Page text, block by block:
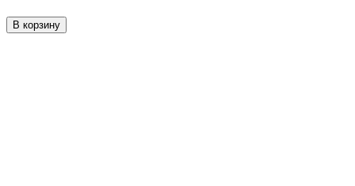
В корзину